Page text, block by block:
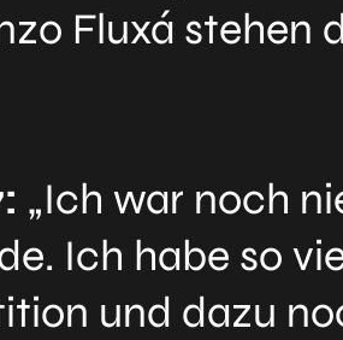
Fluxá stehen
„Ich war noch
Ich habe so
und dazu